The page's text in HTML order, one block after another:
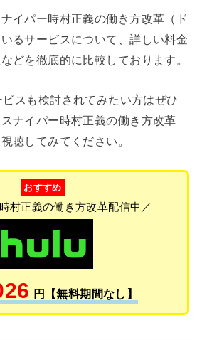
イパー時村正義の働き方改革（ド
るサービスについて、詳しい料金
どを徹底的に比較しております。
スも検討されてみたい方はぜひ
ナイパー時村正義の働き方改革
聴してみてください。
おすすめ
村正義の働き方改革配信中／
円【無料期間なし】